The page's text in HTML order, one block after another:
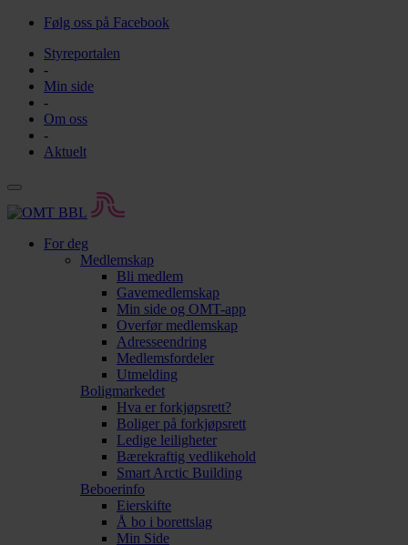
Følg oss på Facebook
Styreportalen
-
Min side
-
Om oss
-
Aktuelt
For deg
Medlemskap
Bli medlem
Gavemedlemskap
Min side og OMT-app
Overfør medlemskap
Adresseendring
Medlemsfordeler
Utmelding
Boligmarkedet
Hva er forkjøpsrett?
Boliger på forkjøpsrett
Ledige leiligheter
Bærekraftig vedlikehold
Smart Arctic Building
Beboerinfo
Eierskifte
Å bo i borettslag
Min Side